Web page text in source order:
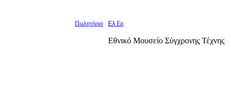
Πωλητήριο Ελ En
Εθνικό Μουσείο Σύγχρονης Τέχνης